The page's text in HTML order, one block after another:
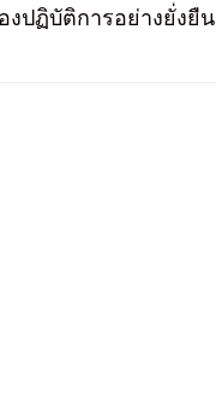
ปฏิบัติการอย่างยั่งยืน